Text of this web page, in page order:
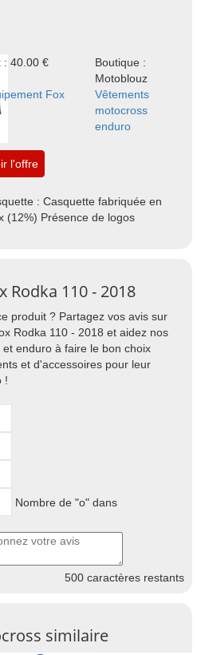
: 40.00 €
Boutique :
Motoblouz
Fox
Vêtements
motocross
enduro
l'offre
: Casquette fabriquée en
(12%) Présence de logos
Rodka 110 - 2018
produit ? Partagez vos avis sur
Rodka 110 - 2018 et aidez nos
enduro à faire le bon choix
et d'accessoires pour leur
!
Nombre de "o" dans
500 caractères restants
similaire